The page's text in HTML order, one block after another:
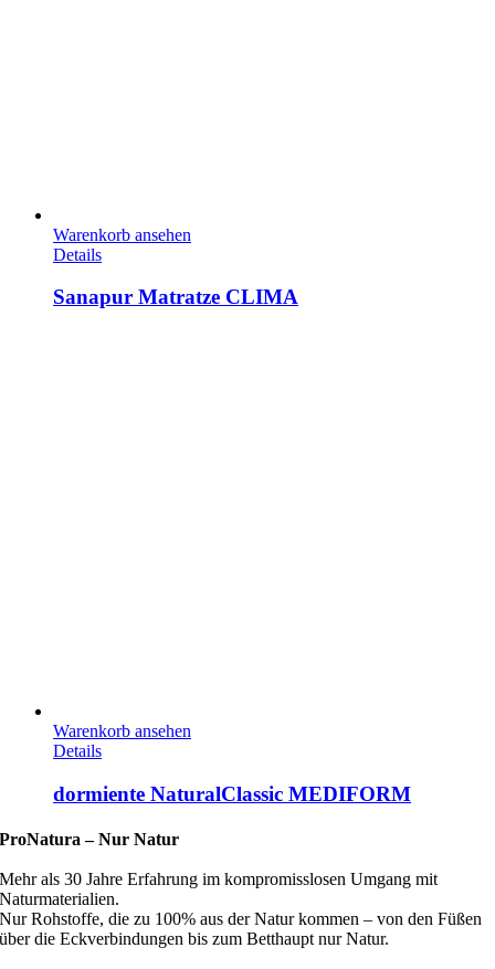
Warenkorb ansehen
Details
Sanapur Matratze CLIMA
Warenkorb ansehen
Details
dormiente NaturalClassic MEDIFORM
ProNatura –Nur Natur
Mehr als 30 Jahre Erfahrung im kompromisslosen Umgang mit
Naturmaterialien.
Nur Rohstoffe, die zu 100% aus der Natur kommen – von den Füßen
über die Eckverbindungen bis zum Betthaupt nur Natur.